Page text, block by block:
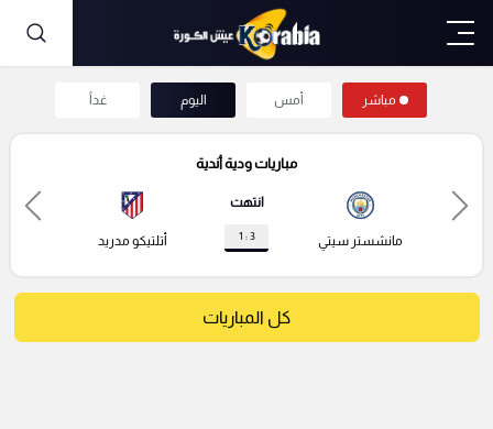
مباشر أمس اليوم غداً
مباريات ودية أندية
مانشستر سيتي
انتهت
3 : 1 أتلتيكو مدريد
كل المباريات